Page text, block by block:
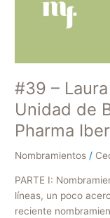
#39 –
Unidad de
Pharma
Nombramientos /
PARTE I:
líneas, un poco
reciente